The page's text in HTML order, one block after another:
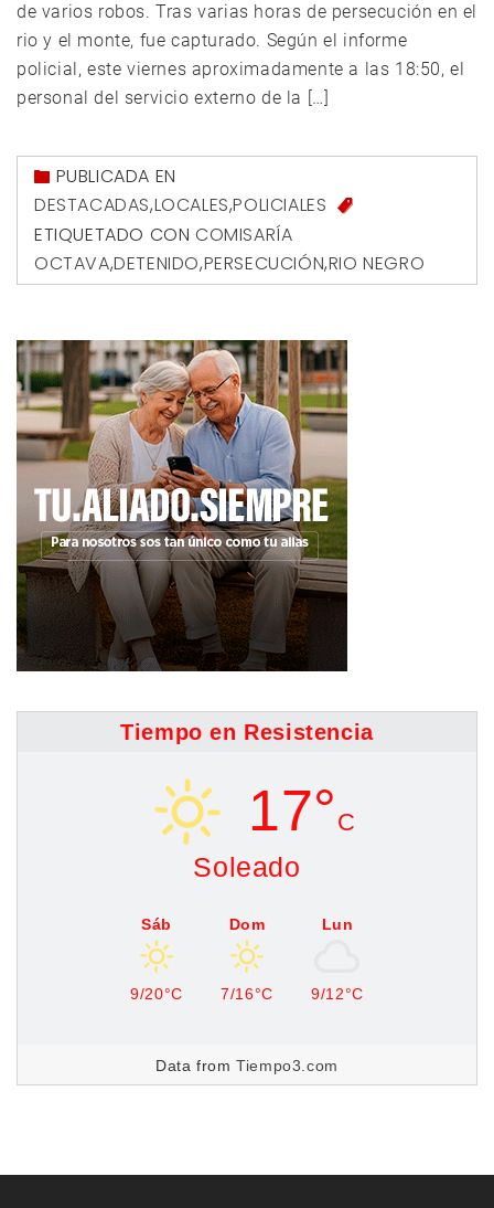
de varios robos. Tras varias horas de persecución en el
rio y el monte, fue capturado. Según el informe
policial, este viernes aproximadamente a las 18:50, el
personal del servicio externo de la […]
PUBLICADA EN
DESTACADAS,LOCALES,POLICIALES
ETIQUETADO CON COMISARÍA
OCTAVA,DETENIDO,PERSECUCIÓN,RIO NEGRO
Tiempo en Resistencia
17° C
Soleado
Sáb
9/20°C
Dom
7/16°C
Lun
9/12°C
Data fromTiempo3.com